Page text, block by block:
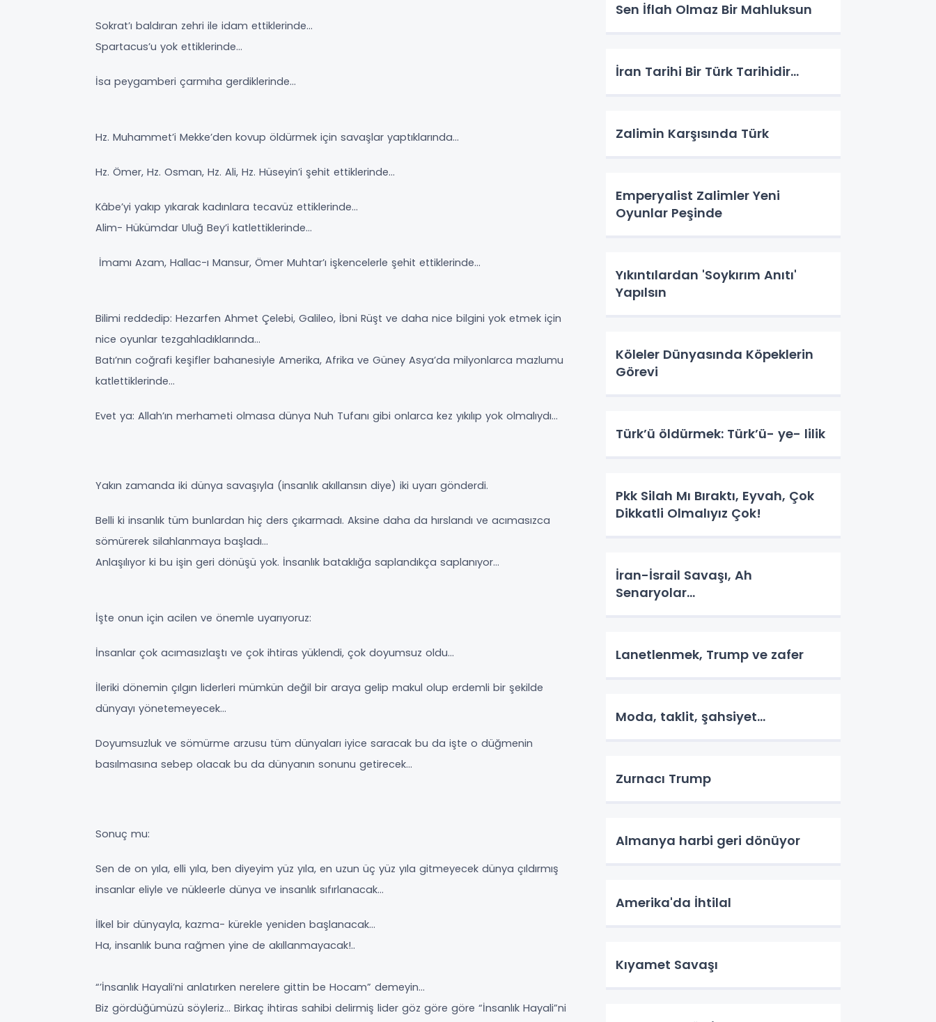
Sokrat’ı baldıran zehri ile idam ettiklerinde…
Spartacus’u yok ettiklerinde…
İsa peygamberi çarmıha gerdiklerinde…
Hz. Muhammet’i Mekke’den kovup öldürmek için savaşlar yaptıklarında…
Hz. Ömer, Hz. Osman, Hz. Ali, Hz. Hüseyin’i şehit ettiklerinde…
Kâbe’yi yakıp yıkarak kadınlara tecavüz ettiklerinde…
Alim- Hükümdar Uluğ Bey’i katlettiklerinde…
İmamı Azam, Hallac-ı Mansur, Ömer Muhtar’ı işkencelerle şehit ettiklerinde…
Bilimi reddedip: Hezarfen Ahmet Çelebi, Galileo, İbni Rüşt ve daha nice bilgini yok etmek için
nice oyunlar tezgahladıklarında…
Batı’nın coğrafi keşifler bahanesiyle Amerika, Afrika ve Güney Asya’da milyonlarca mazlumu
katlettiklerinde…
Evet ya: Allah’ın merhameti olmasa dünya Nuh Tufanı gibi onlarca kez yıkılıp yok olmalıydı…
Yakın zamanda iki dünya savaşıyla (insanlık akıllansın diye) iki uyarı gönderdi.
Belli ki insanlık tüm bunlardan hiç ders çıkarmadı. Aksine daha da hırslandı ve acımasızca
sömürerek silahlanmaya başladı…
Anlaşılıyor ki bu işin geri dönüşü yok. İnsanlık bataklığa saplandıkça saplanıyor…
İşte onun için acilen ve önemle uyarıyoruz:
İnsanlar çok acımasızlaştı ve çok ihtiras yüklendi, çok doyumsuz oldu…
İleriki dönemin çılgın liderleri mümkün değil bir araya gelip makul olup erdemli bir şekilde
dünyayı yönetemeyecek…
Doyumsuzluk ve sömürme arzusu tüm dünyaları iyice saracak bu da işte o düğmenin
basılmasına sebep olacak bu da dünyanın sonunu getirecek…
Sonuç mu:
Sen de on yıla, elli yıla, ben diyeyim yüz yıla, en uzun üç yüz yıla gitmeyecek dünya çıldırmış
insanlar eliyle ve nükleerle dünya ve insanlık sıfırlanacak…
İlkel bir dünyayla, kazma- kürekle yeniden başlanacak…
Ha, insanlık buna rağmen yine de akıllanmayacak!..
“’İnsanlık Hayali’ni anlatırken nerelere gittin be Hocam” demeyin…
Biz gördüğümüzü söyleriz… Birkaç ihtiras sahibi delirmiş lider göz göre göre “İnsanlık Hayali”ni
Sen İflah Olmaz Bir Mahluksun
İran Tarihi Bir Türk Tarihidir...
Zalimin Karşısında Türk
Emperyalist Zalimler Yeni
Oyunlar Peşinde
Yıkıntılardan 'Soykırım Anıtı'
Yapılsın
Köleler Dünyasında Köpeklerin
Görevi
Türk’ü öldürmek: Türk’ü- ye- lilik
Pkk Silah Mı Bıraktı, Eyvah, Çok
Dikkatli Olmalıyız Çok!
İran-İsrail Savaşı, Ah
Senaryolar...
Lanetlenmek, Trump ve zafer
Moda, taklit, şahsiyet...
Zurnacı Trump
Almanya harbi geri dönüyor
Amerika'da İhtilal
Kıyamet Savaşı